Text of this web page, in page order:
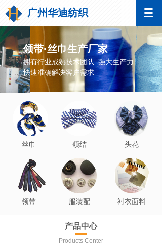
广州华迪纺织
领带·丝巾生产厂家
拥有行业成熟技术团队 强大生产力
快速准确解决客户需求
衬衣面料
服装配
领带
头花
领结
丝巾
Products Center
产品中心